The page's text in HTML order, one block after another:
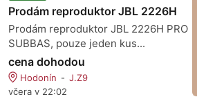
Prodám reproduktor JBL 2226H
Prodám reproduktor JBL 2226H PRO
SUBBAS, pouze jeden kus...
cena dohodou
Hodonín
J.Z9
včera v 22:02